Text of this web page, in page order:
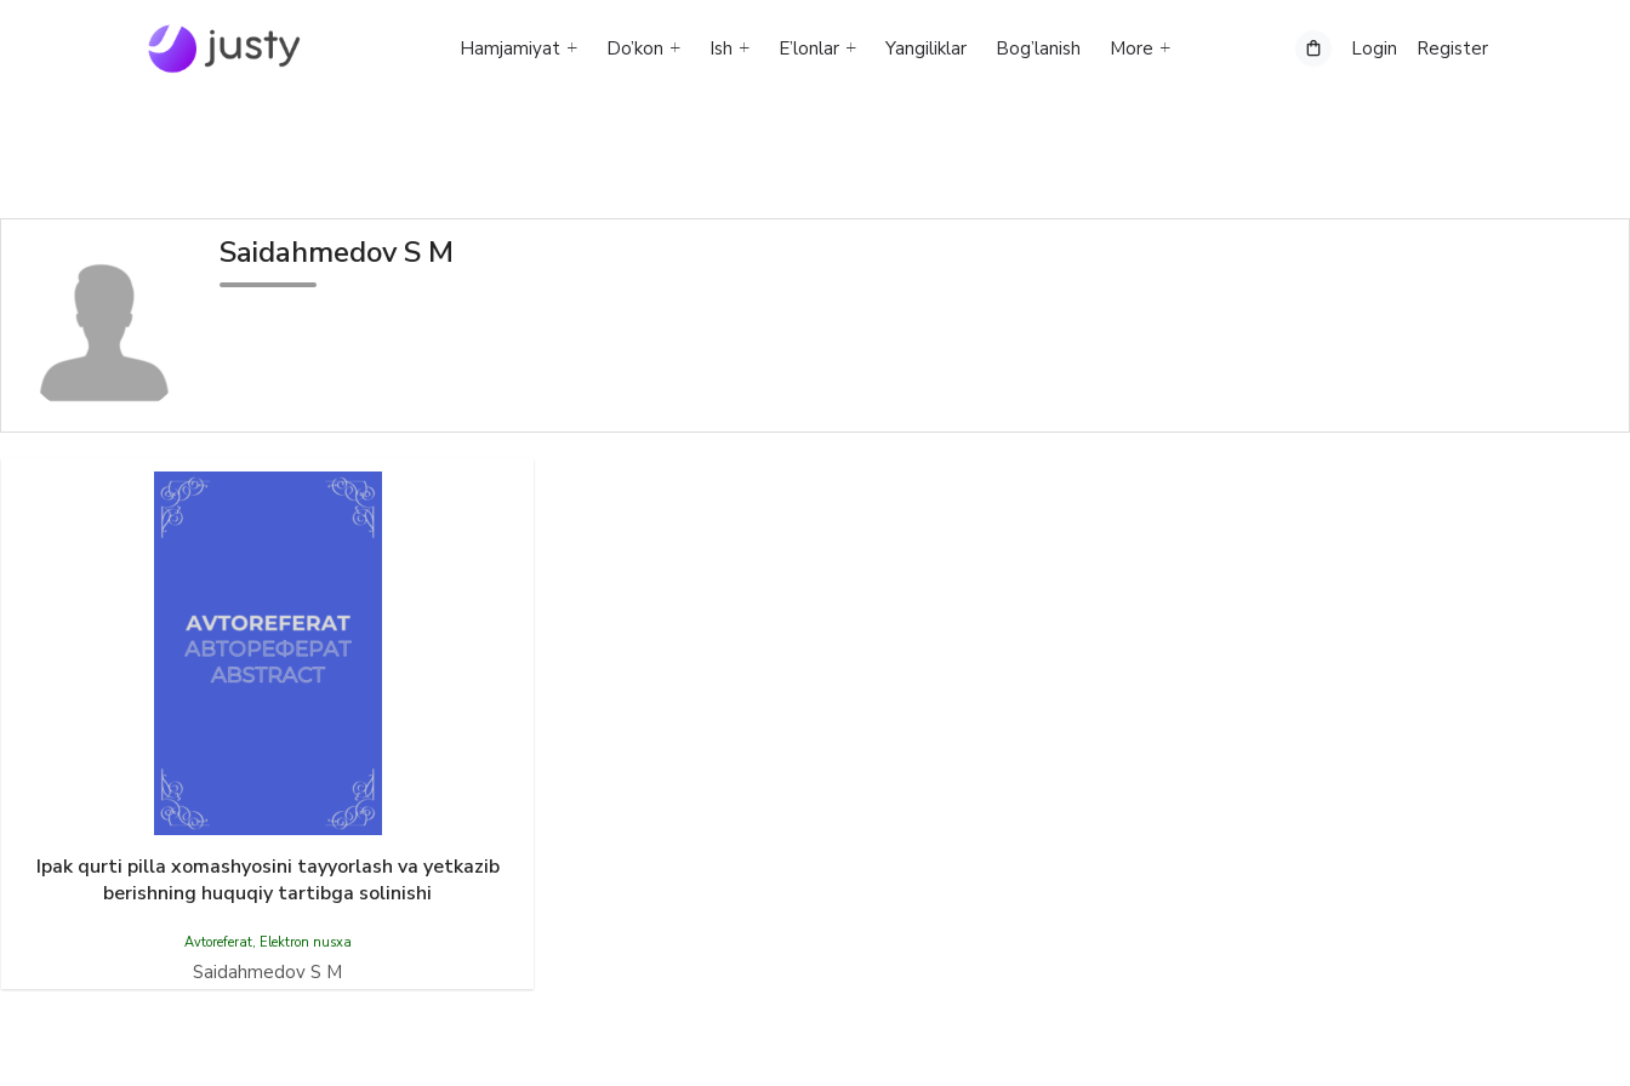
Hamjamiyat Do’kon Ish E’lonlar Yangiliklar Bog’lanish More Login Register
Saidahmedov S M
Ipak qurti pilla xomashyosini tayyorlash va yetkazib
berishning huquqiy tartibga solinishi
Avtoreferat, Elektron nusxa
Saidahmedov S M